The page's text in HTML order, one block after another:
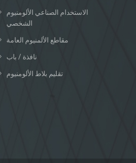
الاستخدام الصناعي الألومنيوم
الشخصي
مقاطع الألمنيوم العامة
نافذة / باب
تقليم بلاط الألومنيوم